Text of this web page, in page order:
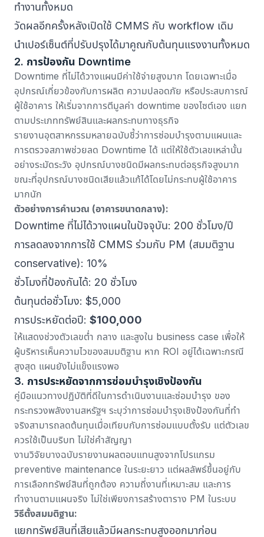
ทำงานทั้งหมด
วัดผลอีกครั้งหลังเปิดใช้ CMMS กับ workflow เดิม
นำเปอร์เซ็นต์ที่ปรับปรุงได้มาคูณกับต้นทุนแรงงานทั้งหมด
2. การป้องกัน Downtime
Downtime ที่ไม่ได้วางแผนมีค่าใช้จ่ายสูงมาก โดยเฉพาะเมื่อ
อุปกรณ์เกี่ยวข้องกับการผลิต ความปลอดภัย หรือประสบการณ์
ผู้ใช้อาคาร ให้เริ่มจากการตีมูลค่า downtime ของไซต์เอง แยก
ตามประเภททรัพย์สินและผลกระทบทางธุรกิจ
รายงานอุตสาหกรรมหลายฉบับชี้ว่าการซ่อมบำรุงตามแผนและ
การตรวจสภาพช่วยลด Downtime ได้ แต่ให้ใช้ตัวเลขเหล่านั้น
อย่างระมัดระวัง อุปกรณ์บางชนิดมีผลกระทบต่อธุรกิจสูงมาก
ขณะที่อุปกรณ์บางชนิดเสียแล้วแก้ได้โดยไม่กระทบผู้ใช้อาคาร
มากนัก
ตัวอย่างการคำนวณ (อาคารขนาดกลาง):
Downtime ที่ไม่ได้วางแผนในปัจจุบัน: 200 ชั่วโมง/ปี
การลดลงจากการใช้ CMMS ร่วมกับ PM (สมมติฐาน
conservative): 10%
ชั่วโมงที่ป้องกันได้: 20 ชั่วโมง
ต้นทุนต่อชั่วโมง: $5,000
การประหยัดต่อปี: $100,000
ให้แสดงช่วงตัวเลขต่ำ กลาง และสูงใน business case เพื่อให้
ผู้บริหารเห็นความไวของสมมติฐาน หาก ROI อยู่ได้เฉพาะกรณี
สูงสุด แผนยังไม่แข็งแรงพอ
3. การประหยัดจากการซ่อมบำรุงเชิงป้องกัน
คู่มือแนวทางปฏิบัติที่ดีในการดำเนินงานและซ่อมบำรุง ของ
กระทรวงพลังงานสหรัฐฯ ระบุว่าการซ่อมบำรุงเชิงป้องกันที่ทำ
จริงสามารถลดต้นทุนเมื่อเทียบกับการซ่อมแบบตั้งรับ แต่ตัวเลข
ควรใช้เป็นบริบท ไม่ใช่คำสัญญา
งานวิจัยบางฉบับรายงานผลตอบแทนสูงจากโปรแกรม
preventive maintenance ในระยะยาว แต่ผลลัพธ์ขึ้นอยู่กับ
การเลือกทรัพย์สินที่ถูกต้อง ความถี่งานที่เหมาะสม และการ
ทำงานตามแผนจริง ไม่ใช่เพียงการสร้างตาราง PM ในระบบ
วิธีตั้งสมมติฐาน:
แยกทรัพย์สินที่เสียแล้วมีผลกระทบสูงออกมาก่อน